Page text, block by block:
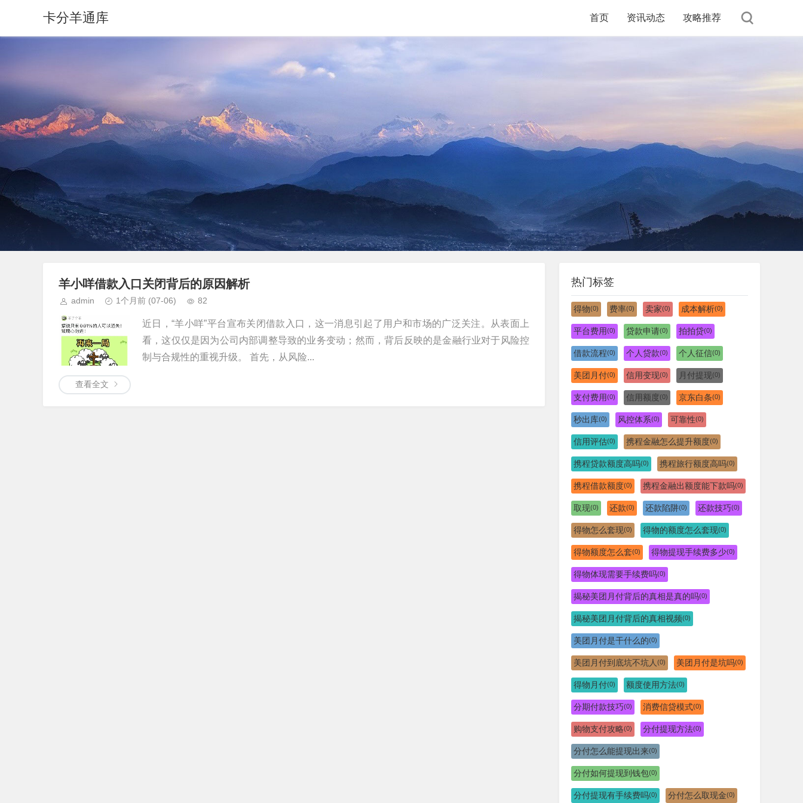
卡分羊通库 首页 资讯动态 攻略推荐
羊小咩借款入口关闭背后的原因解析
admin 1个月前 (07-06) 82
近日，“羊小咩”平台宣布关闭借款入口，这一消息引起了用户和市场的广泛关注。从表面上
看，这仅仅是因为公司内部调整导致的业务变动；然而，背后反映的是金融行业对于风险控
制与合规性的重视升级。 首先，从风险...
查看全文
热门标签
得物(0) 费率(0) 卖家(0) 成本解析(0)
平台费用(0) 贷款申请(0) 拍拍贷(0)
借款流程(0) 个人贷款(0) 个人征信(0)
美团月付(0) 信用变现(0) 月付提现(0)
支付费用(0) 信用额度(0) 京东白条(0)
秒出库(0) 风控体系(0) 可靠性(0)
信用评估(0) 携程金融怎么提升额度(0)
携程贷款额度高吗(0) 携程旅行额度高吗(0)
携程借款额度(0) 携程金融出额度能下款吗(0)
取现(0) 还款(0) 还款陷阱(0) 还款技巧(0)
得物怎么套现(0) 得物的额度怎么套现(0)
得物额度怎么套(0) 得物提现手续费多少(0)
得物体现需要手续费吗(0)
揭秘美团月付背后的真相是真的吗(0)
揭秘美团月付背后的真相视频(0)
美团月付是干什么的(0)
美团月付到底坑不坑人 (0) 美团月付是坑吗(0)
得物月付(0) 额度使用方法(0)
分期付款技巧(0) 消费信贷模式(0)
购物支付攻略(0) 分付提现方法(0)
分付怎么能提现出来(0)
分付如何提现到钱包(0)
分付提现有手续费吗(0) 分付怎么取现金(0)